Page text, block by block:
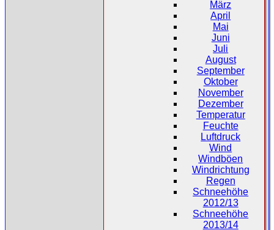
März
April
Mai
Juni
Juli
August
September
Oktober
November
Dezember
Temperatur
Feuchte
Luftdruck
Wind
Windböen
Windrichtung
Regen
Schneehöhe
2012/13
Schneehöhe
2013/14